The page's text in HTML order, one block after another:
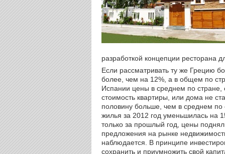
разработкой концепции ресторана
Если рассматривать ту же Грецию
более, чем на 12%, а в общем по
Испании цены в среднем по
стоимость квартиры, или дома не
половину больше, чем в среднем по
жилья за 2012 год уменьшилась на
только за прошлый год, цены
предложения на рынке
наблюдается. В принципе
сохранить и приумножить свой